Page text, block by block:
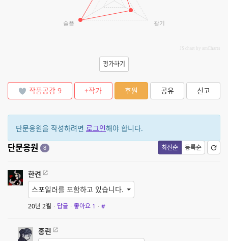
광기
슬픔
JS chart by amCharts
평가하기
작품공감 9 +작가 후원 공유 신고
단문응원을 작성하려면 로그인해야 합니다.
최신순 등록순
단문응원 8
한켠
스포일러를 포함하고 있습니다.
20년 2월 · 답글 · 좋아요 1 · #
홍린